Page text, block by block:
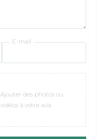
E-mail
Ajouter des photos ou
vidéos à votre avis